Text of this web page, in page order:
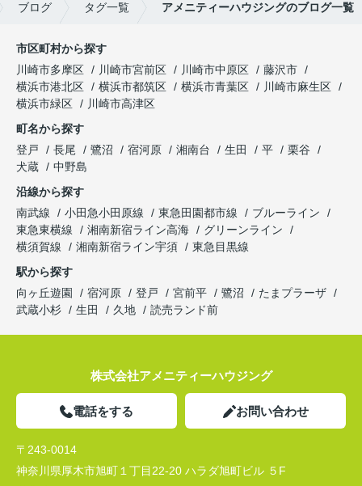
ブログ タグ一覧 アメニティーハウジングのブログ一覧
市区町村から探す
川崎市多摩区
川崎市宮前区 川崎市中原区
藤沢市
横浜市港北区
横浜市都筑区 横浜市青葉区
川崎市麻生区
横浜市緑区
川崎市高津区
町名から探す
登戸
長尾 鷺沼 宿河原 湘南台 生田 平
栗谷
犬蔵
中野島
沿線から探す
南武線
小田急小田原線 東急田園都市線
ブルーライン
東急東横線
湘南新宿ライン高海
グリーンライン
横須賀線
湘南新宿ライン宇須
東急目黒線
駅から探す
向ヶ丘遊園
宿河原 登戸 宮前平 鷺沼
たまプラーザ
武蔵小杉
生田 久地 読売ランド前
株式会社アメニティーハウジング
電話をする お問い合わせ
〒243-0014
神奈川県厚木市旭町１丁目22-20 ハラダ旭町ビル ５F